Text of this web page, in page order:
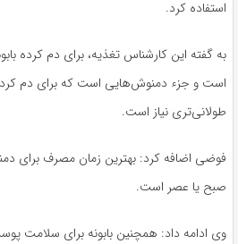
استفادە کرد.
بە گفتە این کارشناس تغذیە، برای دم کردە
است و جزء دمنوش‌هایی است کە برای دم
طولانی‌تری نیاز است.
فوضی اضافە کرد: بهترین زمان مصرف برای
صبح یا عصر است.
وی ادامە داد: همچنین بابونە برای سلامت